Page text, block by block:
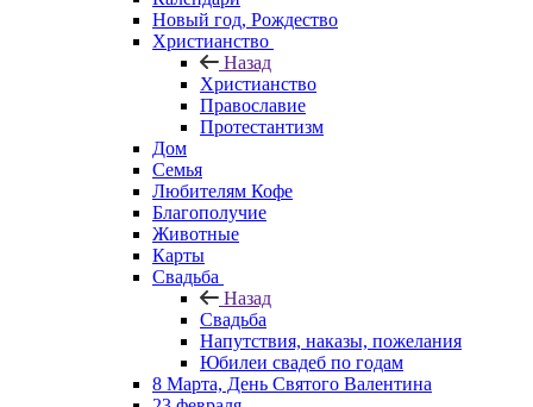
Новый год, Рождество
Христианство
Назад
Христианство
Православие
Протестантизм
Дом
Семья
Любителям Кофе
Благополучие
Животные
Карты
Свадьба
Назад
Свадьба
Напутствия, наказы, пожелания
Юбилеи свадеб по годам
8 Марта, День Святого Валентина